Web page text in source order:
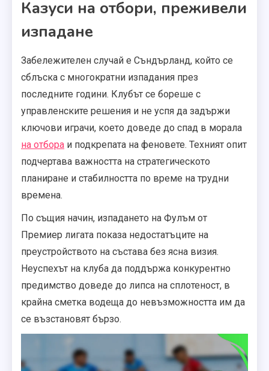
Казуси на отбори, преживели
изпадане
Забележителен случай е Съндърланд, който се
сблъска с многократни изпадания през
последните години. Клубът се бореше с
управленските решения и не успя да задържи
ключови играчи, което доведе до спад в морала
на отбора и подкрепата на феновете. Техният опит
подчертава важността на стратегическото
планиране и стабилността по време на трудни
времена.
По същия начин, изпадането на Фулъм от
Премиер лигата показа недостатъците на
преустройството на състава без ясна визия.
Неуспехът на клуба да поддържа конкурентно
предимство доведе до липса на сплотеност, в
крайна сметка водеща до невъзможността им да
се възстановят бързо.